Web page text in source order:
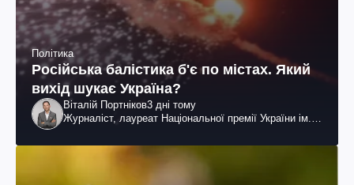
Політика
Російська балістика б'є по містах. Який
вихід шукає Україна?
Віталій Портніков3 дні тому
Журналіст, лауреат Національної премії України ім.